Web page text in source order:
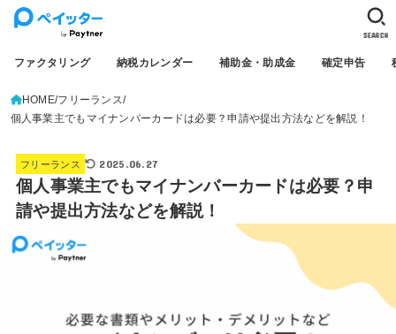
ファクタリング 納税カレンダー 補助金・助成金 確定申告
SEARCH
HOME フリーランス
個人事業主でもマイナンバーカードは必要？申請や提出方法などを解説！
フリーランス 2025.06.27
個人事業主でもマイナンバーカードは必要？申
請や提出方法などを解説！